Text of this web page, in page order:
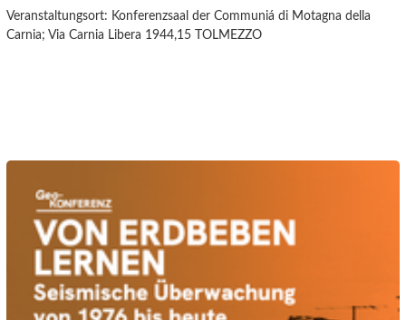
Veranstaltungsort: Konferenzsaal der Communiá di Motagna della
Carnia; Via Carnia Libera 1944,15 TOLMEZZO